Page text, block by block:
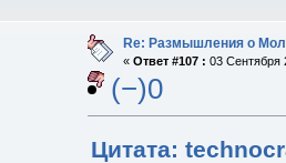
Re: Размышления о
« Ответ #107 : 03 Сентября
(−)0
Цитата: